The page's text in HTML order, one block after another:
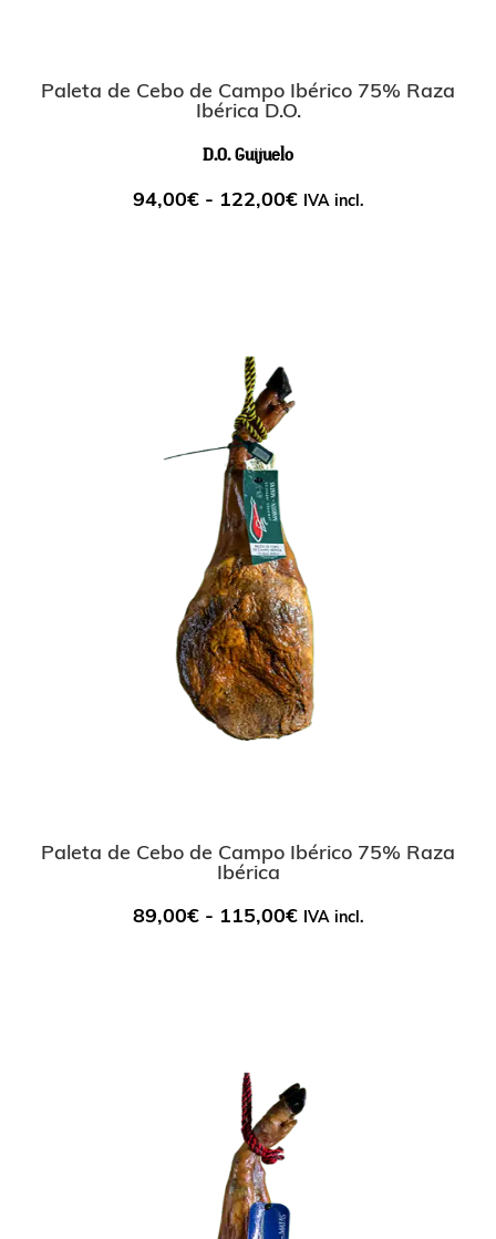
Paleta de Cebo de Campo Ibérico 75% Raza
Ibérica D.O.
D.O. Guijuelo
94,00€ - 122,00€ IVA incl.
Paleta de Cebo de Campo Ibérico 75% Raza
Ibérica
89,00€ - 115,00€ IVA incl.